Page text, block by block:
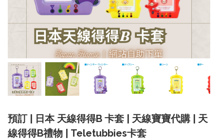
預訂 | 日本 ​天線得得B 卡套 | 天線寶寶代購 | 天
線得得B禮物 | Teletubbies卡套